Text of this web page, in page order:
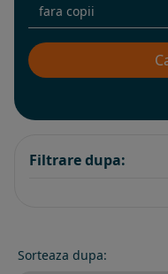
Filtrare dupa:
Sorteaza dupa: